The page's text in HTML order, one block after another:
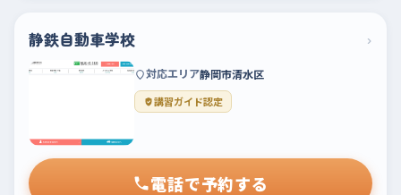
静鉄自動車学校 ›
対応エリア静岡市清水区
講習ガイド認定
電話で予約する